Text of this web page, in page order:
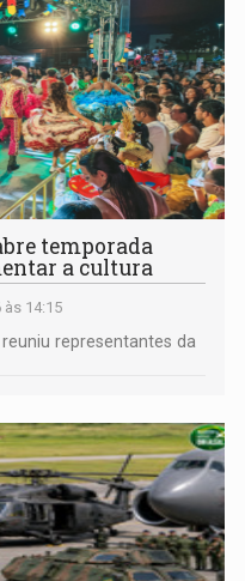
temporada
a cultura
às 14:15
representantes da